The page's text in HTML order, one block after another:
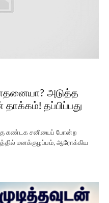
அடுத்த
தப்பிப்பது
கண்டக சனியைப் போன்ற
மனக்குழப்பம், ஆரோக்கிய